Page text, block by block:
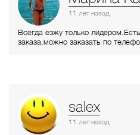
11 летназад
Всегда езжу только
заказа,можно заказать по
именно через
комфорт класс.Приезжают
salex
11 летназад